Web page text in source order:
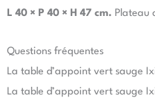
L 40 × P 40 × H 47 cm. Plateau
Questions fréquentes
La table d’appoint vert sauge
La table d’appoint vert sauge